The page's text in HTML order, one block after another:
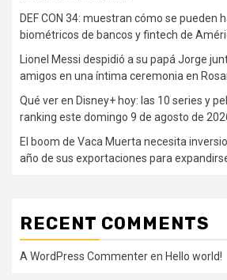
DEF CON 34: muestran cómo se pueden
biométricos de bancos y fintech de
Lionel Messi despidió a su papá Jorge
amigos en una íntima ceremonia en
Qué ver en Disney+ hoy: las 10 series y
ranking este domingo 9 de agosto de
El boom de Vaca Muerta necesita
año de sus exportaciones para
RECENT COMMENTS
A WordPress Commenteren Hello world!